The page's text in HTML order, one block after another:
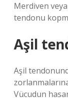
Merdiven
tendonu
Aşil
Aşil
Vücudun